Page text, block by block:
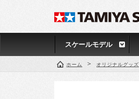
スケールモデル
ホーム > オリジナルグッズ